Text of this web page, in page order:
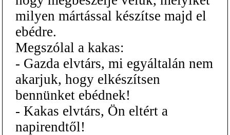
milyen mártással készítse majd el
ebédre.
Megszólal a kakas:
- Gazda elvtárs, mi egyáltalán nem
akarjuk, hogy elkészítsen
bennünket ebédnek!
- Kakas elvtárs, Ön eltért a
napirendtől!